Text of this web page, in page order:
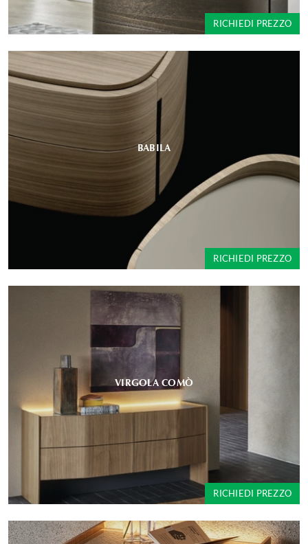
RICHIEDI PREZZO
BABILA
RICHIEDI PREZZO
VIRGOLA COMÒ
RICHIEDI PREZZO